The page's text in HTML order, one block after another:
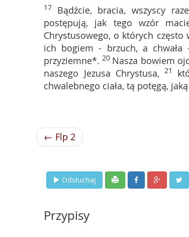
17 Bądźcie, bracia, wszyscy
postępują, jak tego wzór
Chrystusowego, o których często
ich bogiem - brzuch, a
przyziemne*. 20 Nasza bowiem
naszego Jezusa Chrystusa, 21
chwalebnego ciała, tą potęgą,
← Flp 2
Odsłuchaj
Przypisy